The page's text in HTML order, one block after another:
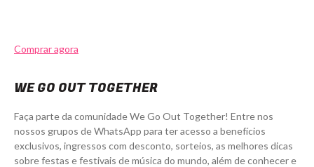
Comprar agora
WE GO OUT TOGETHER
Faça parte da comunidade We Go Out Together! Entre nos
nossos grupos de WhatsApp para ter acesso a benefícios
exclusivos, ingressos com desconto, sorteios, as melhores dicas
sobre festas e festivais de música do mundo, além de conhecer e